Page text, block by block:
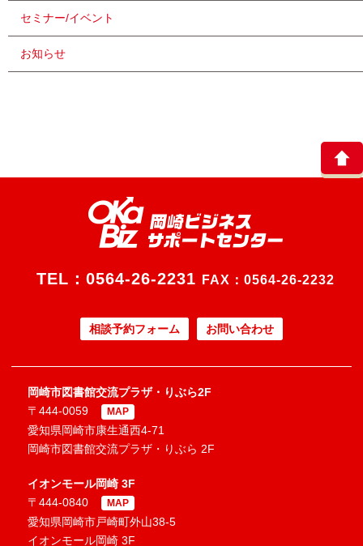
セミナー/イベント
お知らせ
TEL： 0564-26-2231 FAX：0564-26-2232
相談予約フォーム お問い合わせ
岡崎市図書館交流プラザ・りぶら2F
〒444-0059
MAP
愛知県岡崎市康生通西4-71
岡崎市図書館交流プラザ・りぶら 2F
イオンモール岡崎 3F
〒444-0840
MAP
愛知県岡崎市戸崎町外山38-5
イオンモール岡崎 3F